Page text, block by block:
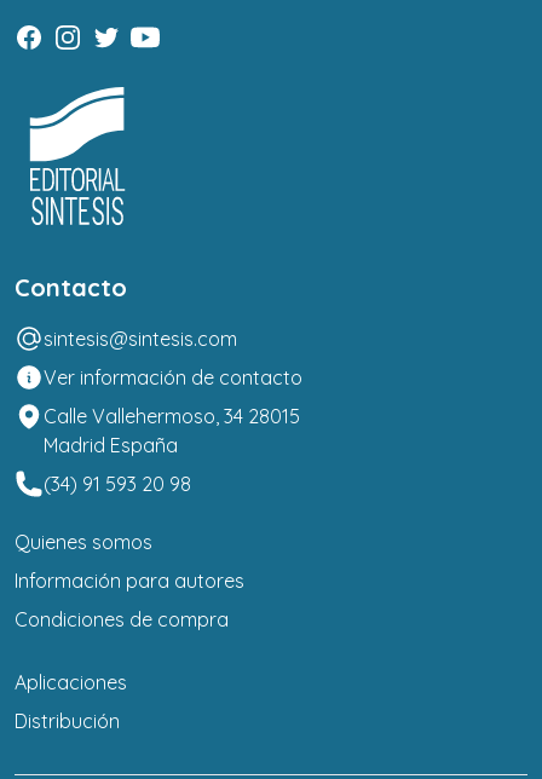
Contacto
sintesis@sintesis.com
Ver información de contacto
Calle Vallehermoso, 34 28015
Madrid España
(34) 91 593 20 98
Quienes somos
Información para autores
Condiciones de compra
Aplicaciones
Distribución